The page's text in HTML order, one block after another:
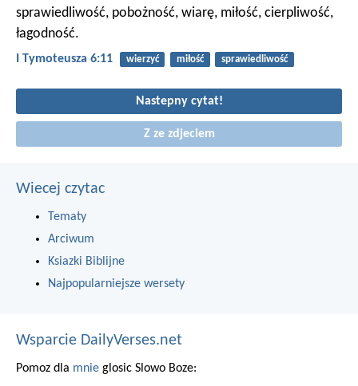
sprawiedliwość, pobożność, wiarę, miłość, cierpliwość,
łagodność.
I Tymoteusza 6:11 wierzyć miłość sprawiedliwość
Nastepny cytat!
Z ze zdjeciem
Wiecej czytac
Tematy
Arciwum
Ksiazki Biblijne
Najpopularniejsze wersety
Wsparcie DailyVerses.net
Pomoz dla mnie glosic Slowo Boze: